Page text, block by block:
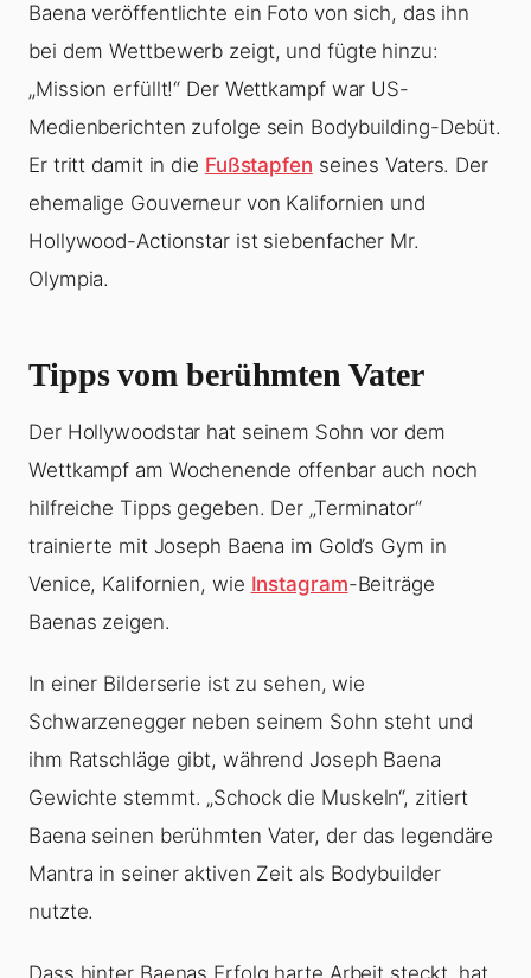
Baena veröffentlichte ein Foto von sich, das ihn
bei dem Wettbewerb zeigt, und fügte hinzu:
„Mission erfüllt!“ Der Wettkampf war US-
Medienberichten zufolge sein Bodybuilding-Debüt.
Er tritt damit in die Fußstapfen seines Vaters. Der
ehemalige Gouverneur von Kalifornien und
Hollywood-Actionstar ist siebenfacher Mr.
Olympia.
Tipps vom berühmten Vater
Der Hollywoodstar hat seinem Sohn vor dem
Wettkampf am Wochenende offenbar auch noch
hilfreiche Tipps gegeben. Der „Terminator“
trainierte mit Joseph Baena im Gold’s Gym in
Venice, Kalifornien, wie Instagram-Beiträge
Baenas zeigen.
In einer Bilderserie ist zu sehen, wie
Schwarzenegger neben seinem Sohn steht und
ihm Ratschläge gibt, während Joseph Baena
Gewichte stemmt. „Schock die Muskeln“, zitiert
Baena seinen berühmten Vater, der das legendäre
Mantra in seiner aktiven Zeit als Bodybuilder
nutzte.